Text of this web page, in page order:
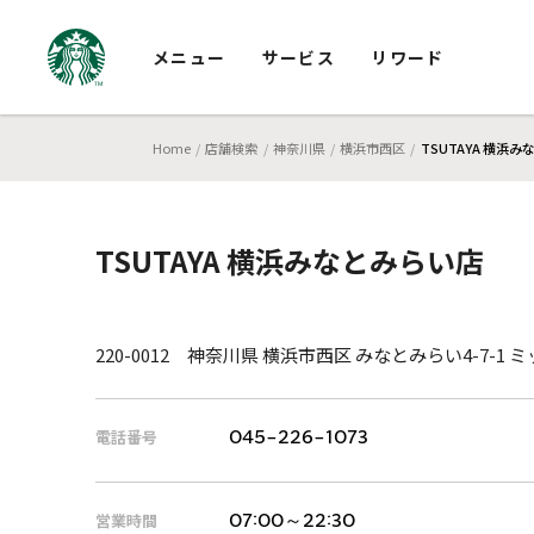
メニュー サービス リワード
Home 店舗検索 神奈川県 横浜市西区 TSUTAYA 横浜み
TSUTAYA 横浜みなとみらい店
220-0012 神奈川県 横浜市西区 みなとみらい4-7-1 ミ
電話番号 045-226-1073
営業時間 07:00～22:30